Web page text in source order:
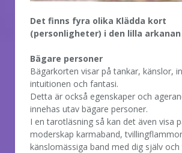
Det finns fyra olika Klädda kort
(personligheter) i den lilla arkanan
Bägare personer
Bägarkorten visar på tankar, känslor,
intuitionen och fantasi.
Detta är också egenskaper och
innehas utav bägare personer.
I en tarotläsning så kan det även visa
moderskap karmaband,
känslomässiga band med dig själv och